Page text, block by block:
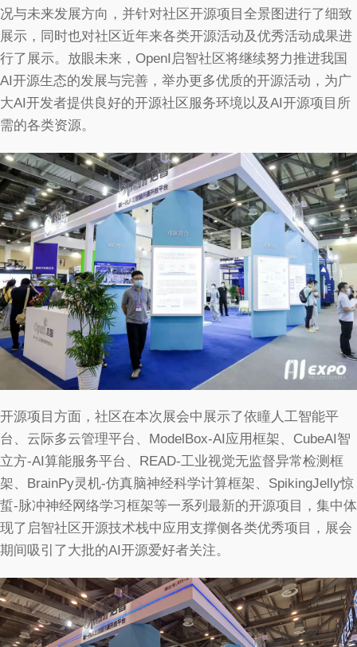
况与未来发展方向，并针对社区开源项目全景图进行了细致
展示，同时也对社区近年来各类开源活动及优秀活动成果进
行了展示。放眼未来，OpenI启智社区将继续努力推进我国
AI开源生态的发展与完善，举办更多优质的开源活动，为广
大AI开发者提供良好的开源社区服务环境以及AI开源项目所
需的各类资源。
开源项目方面，社区在本次展会中展示了依瞳人工智能平
台、云际多云管理平台、ModelBox-AI应用框架、CubeAI智
立方-AI算能服务平台、READ-工业视觉无监督异常检测框
架、BrainPy灵机-仿真脑神经科学计算框架、SpikingJelly惊
蜇-脉冲神经网络学习框架等一系列最新的开源项目，集中体
现了启智社区开源技术栈中应用支撑侧各类优秀项目，展会
期间吸引了大批的AI开源爱好者关注。